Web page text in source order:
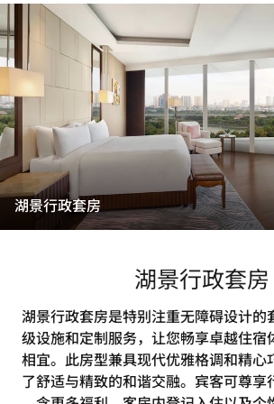
湖景行政套房
湖景行政套房
湖景行政套房是特别注重无障碍设计的
级设施和定制服务，让您畅享卓越住宿
相宜。此房型兼具现代优雅格调和精心
了舒适与精致的和谐交融。宾客可尊享